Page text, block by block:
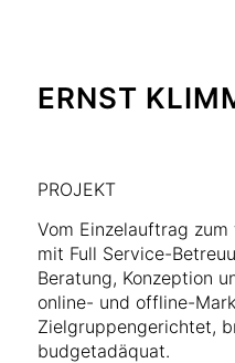
ERNST
PROJEKT
Vom Einzelauftrag
mit Full Service-
Beratung, Konzeption
online- und offline-
Zielgruppengerichtet,
budgetadäquat.